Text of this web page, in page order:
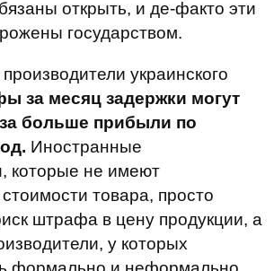
открыть, и де-факто эти
государством.
украинского
за месяц задержки могут
больше прибыли по
Иностранные
которые не имеют
товара, просто
штрафа в цену продукции, а
у которых